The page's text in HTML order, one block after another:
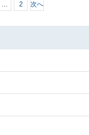
… 2 次へ